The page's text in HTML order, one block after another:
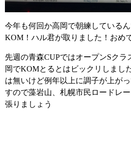
今年も何回か高岡で朝練している
KOM！ハル君が取りました！おめ
先週の青森CUPではオープンSクラ
岡でKOMとるとはビックリしま
は無いけど例年以上に調子が上が
すので藻岩山、札幌市民ロードレ
張りましょう